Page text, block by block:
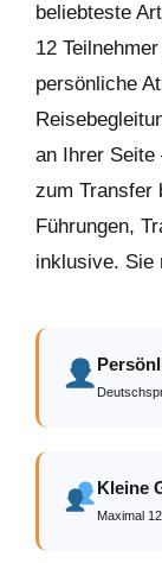
beliebteste
12
persönliche
an Ihrer Seite
zum Transfer
Führungen,
inklusive. Sie
Kleine
Maximal